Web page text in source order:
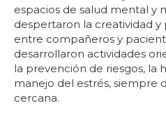
espacios de salud mental y
despertaron la creatividad
entre compañeros y
desarrollaron actividades
la prevención de riesgos, la
manejo del estrés, siempre
cercana.